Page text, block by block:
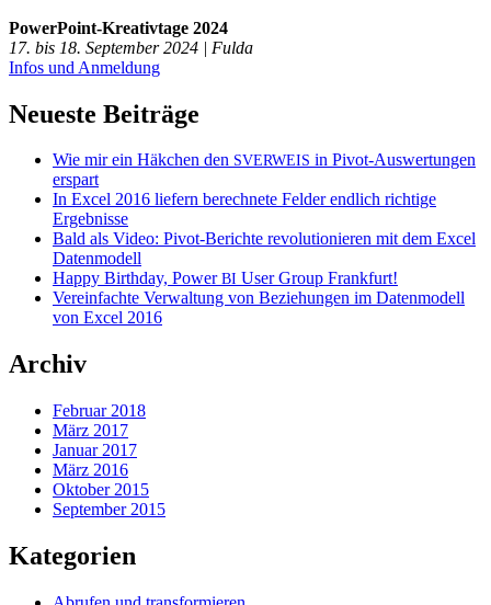
PowerPoint-Kreativtage 2024
17. bis 18. September 2024 | Fulda
Infos und Anmeldung
Neueste Beiträge
Wie mir ein Häkchen den SVERWEIS in Pivot-Auswertungen
erspart
In Excel 2016 liefern berechnete Felder endlich richtige
Ergebnisse
Bald als Video: Pivot-Berichte revolutionieren mit dem Excel
Datenmodell
Happy Birthday, PowerBI User Group Frankfurt!
Vereinfachte Verwaltung von Beziehungen im Datenmodell
von Excel 2016
Archiv
Februar 2018
März 2017
Januar 2017
März 2016
Oktober 2015
September 2015
Kategorien